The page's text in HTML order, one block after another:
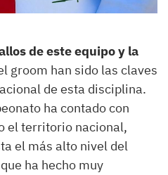
de este equipo y la
groom han sido las claves
de esta disciplina.
ha contado con
el territorio nacional,
el más alto nivel del
ha hecho muy